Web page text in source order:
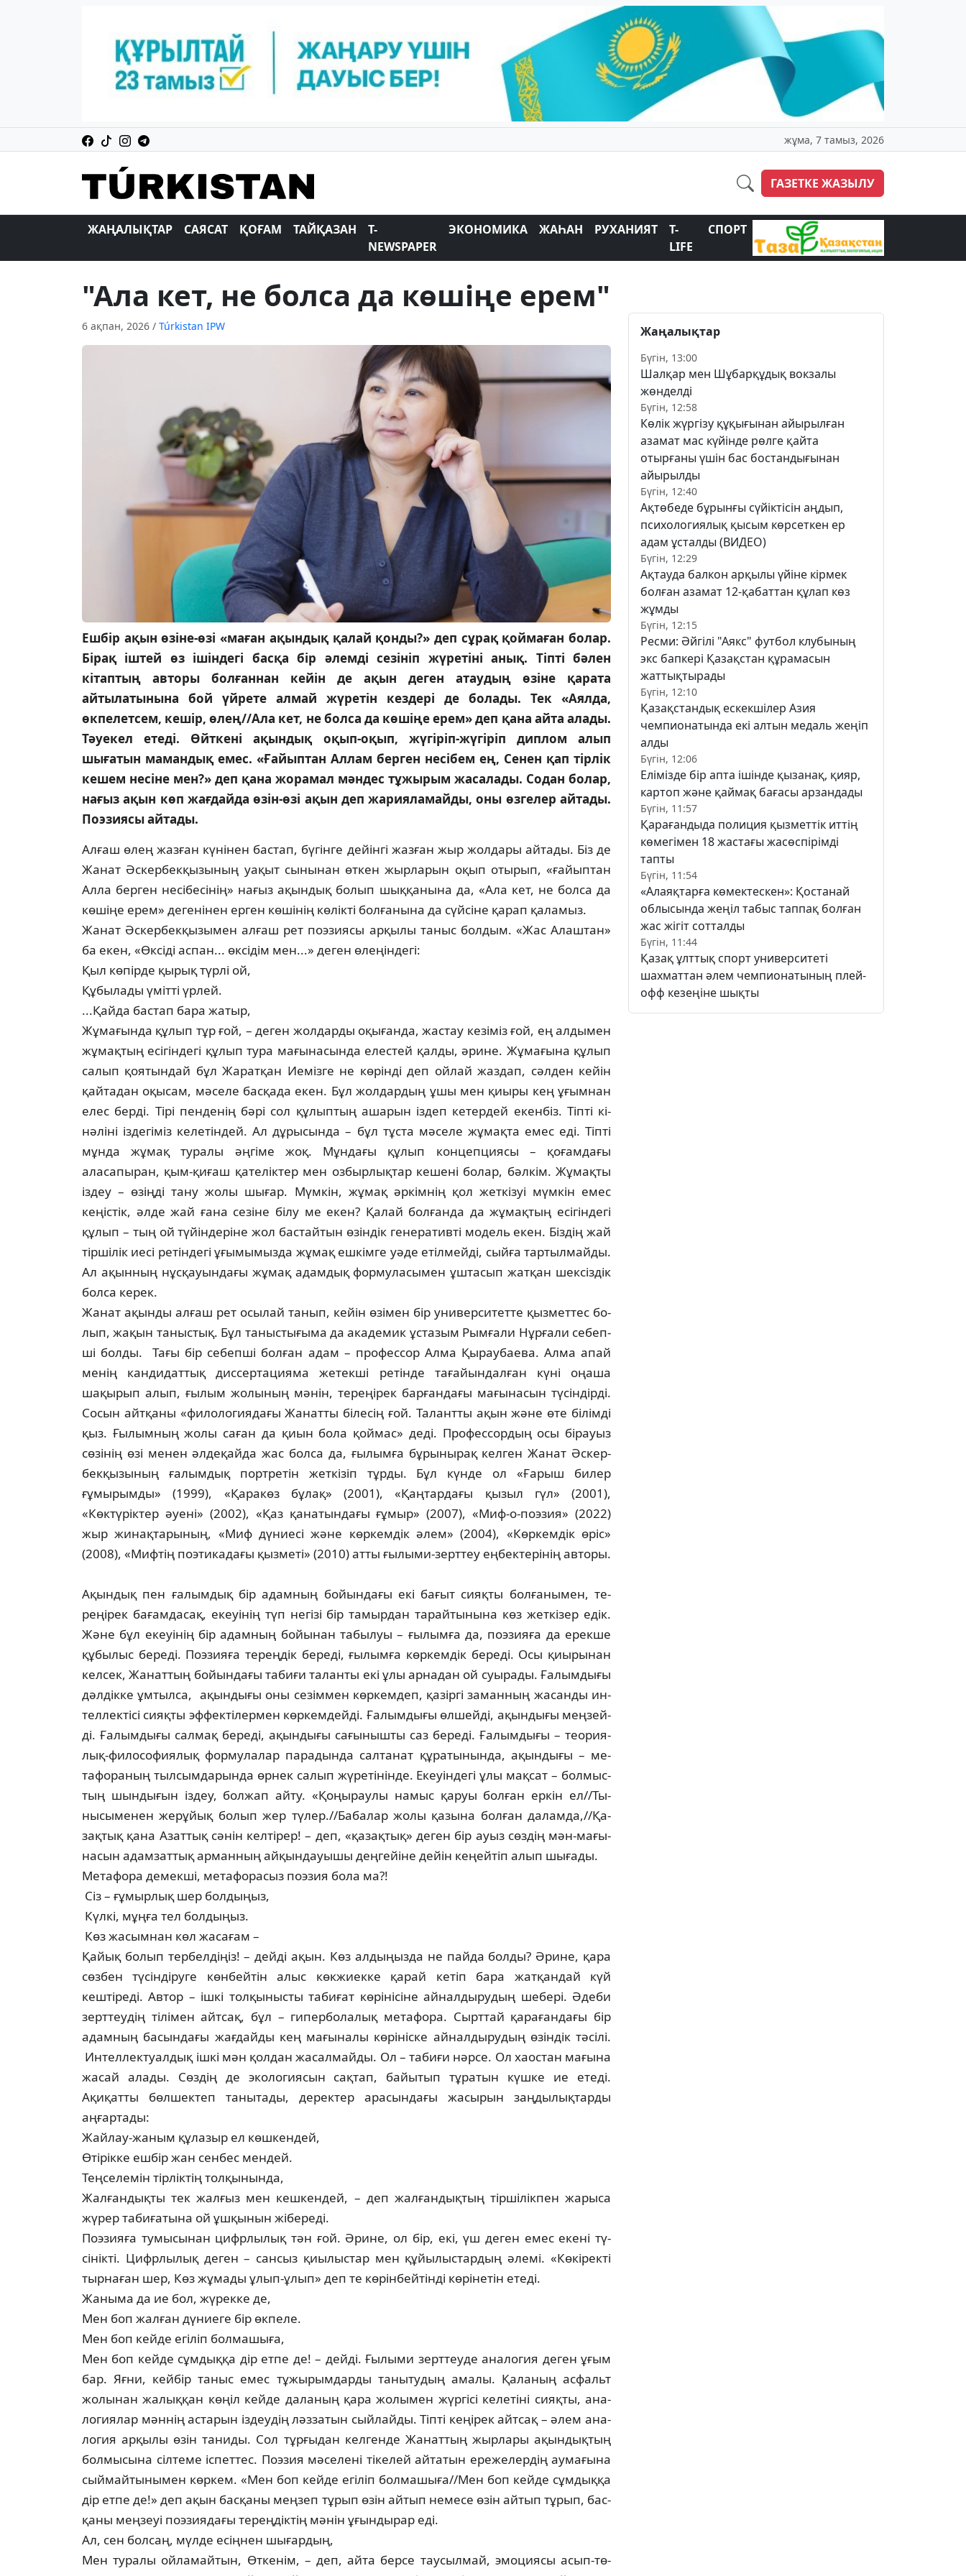
жұма, 7 тамыз, 2026
ГАЗЕТКЕ ЖАЗЫЛУ
ЖАҢАЛЫҚТАР САЯСАТ ҚОҒАМ ТАЙҚАЗАН
T-
NEWSPAPER
ЭКОНОМИКА ЖАҺАН РУХАНИЯТ
T-
LIFE
СПОРТ
"Ала кет, не болса да көшіңе ерем"
6 ақпан, 2026 / Túrkіstan IPW
Ешбір ақын өзіне-өзі «маған ақындық қалай қонды?» деп сұрақ қоймаған болар.
Бірақ іштей өз ішіндегі басқа бір әлемді сезініп жүретіні анық. Тіпті бәлен
кітаптың авторы болғаннан кейін де ақын деген атаудың өзіне қарата
айтылатынына бой үйрете алмай жүретін кездері де болады. Тек «Аялда,
өкпелетсем, кешір, өлең//Ала кет, не болса да көшіңе ерем» деп қана айта алады.
Тәуекел етеді. Өйткені ақындық оқып-оқып, жүгіріп-жүгіріп диплом алып
шығатын мамандық емес. «Ғайыптан Аллам берген несібем ең, Сенен қап тірлік
кешем несіне мен?» деп қана жорамал мәндес тұжырым жасалады. Содан болар,
нағыз ақын көп жағдайда өзін-өзі ақын деп жарияламайды, оны өзгелер айтады.
Поэзиясы айтады.
Алғаш өлең жазған күнінен бастап, бүгінге дейінгі жазған жыр жолдары айтады. Біз де
Жанат Әскербекқызының уақыт сы­ны­нан өткен жырларын оқып отырып, «ғайып­тан
Алла берген несібесінің» нағыз ақын­дық болып шыққанына да, «Ала кет, не бол­са да
көшіңе ерем» дегенінен ерген көші­нің көлікті болғанына да сүйсіне қарап қа­ла­­мыз.
Жанат Әскербекқызымен алғаш рет поэ­зиясы арқылы таныс болдым. «Жас Алаштан»
ба екен, «Өксіді аспан... өксідім мен...» деген өлеңіндегі:
Қыл көпірде қырық түрлі ой,
Құбылады үмітті үрлей.
...Қайда бастап бара жатыр,
Жұмағында құлып тұр ғой, – деген жол­дар­ды оқығанда, жастау кезіміз ғой, ең алды­мен
жұмақтың есігіндегі құлып тура ма­ғы­на­сында елестей қалды, әрине. Жұмағына құ­лып
салып қоятындай бұл Жаратқан Ие­міз­ге не көрінді деп ойлай жаздап, сәлден кейін
қайтадан оқысам, мәселе басқада екен. Бұл жолдардың ұшы мен қиыры кең ұғым­нан
елес берді. Тірі пенденің бәрі сол құлып­тың ашарын іздеп кетердей екенбіз. Тіпті кі­
нәліні іздегіміз келетіндей. Ал дұрысында – бұл тұста мәселе жұмақта емес еді. Тіпті
мұнда жұмақ туралы әңгіме жоқ. Мұндағы құлып концепциясы – қоғамдағы
аласапыран, қым-қиғаш қателіктер мен озбырлықтар кешені болар, бәлкім. Жұмақты
іздеу – өзіңді тану жолы шығар. Мүмкін, жұмақ әркімнің қол жеткізуі мүмкін емес
кеңістік, әлде жай ғана сезіне білу ме екен? Қалай болғанда да жұ­мақтың есігіндегі
құлып – тың ой түйін­деріне жол бастайтын өзіндік генеративті мо­дель екен. Біздің жай
тіршілік иесі ретін­де­гі ұғымымызда жұмақ ешкімге уәде етіл­мей­ді, сыйға тартылмайды.
Ал ақынның нұс­қауындағы жұмақ адамдық формула­сы­мен ұштасып жатқан шексіздік
болса керек.
Жанат ақынды алғаш рет осылай та­нып, кейін өзімен бір универси­тет­те қызметтес бо­
лып, жақын таныстық. Бұл таныстығыма да академик ұстазым Рым­ғали Нұрғали се­беп­
ші болды. Тағы бір се­бепші болған адам – профессор Алма Қы­раубаева. Алма апай
менің кандидаттық дис­сертацияма жетекші ретінде тағайын­дал­ған күні оңаша
шақырып алып, ғылым жо­лының мәнін, тереңірек барғандағы ма­ғы­насын түсіндірді.
Сосын айтқаны «фи­ло­ло­гия­дағы Жанатты білесің ғой. Талантты ақын және өте білімді
қыз. Ғы­лымның жолы саған да қиын бола қой­мас» деді. Про­фес­сор­дың осы бірауыз
сөзінің өзі менен әл­деқайда жас болса да, ғы­лымға бұрынырақ келген Жанат Әскер­
бекқызының ғалымдық портретін жеткізіп тұрды. Бұл күнде ол «Ға­рыш билер
ғұмырымды» (1999), «Қаракөз бұ­лақ» (2001), «Қаңтардағы қызыл гүл» (2001),
«Көктүріктер әуені» (2002), «Қаз қа­натындағы ғұмыр» (2007), «Миф-о-поэ­зия» (2022)
жыр жинақ­тарының, «Миф дү­ниесі жә­не көркемдік әлем» (2004), «Көр­кемдік өріс»
(2008), «Мифтің поэтикадағы қызметі» (2010) атты ғылыми-зерттеу ең­бектерінің авторы.
Ақындық пен ғалымдық бір адамның бойындағы екі бағыт сияқты болғанымен, те­
реңірек бағамдасақ, екеуінің түп негізі бір та­мырдан тарайтынына көз жеткізер едік.
Және бұл екеуінің бір адамның бойынан табылуы – ғылымға да, поэзияға да ерекше
құбылыс береді. Поэзияға тереңдік береді, ғы­лымға көркемдік береді. Осы қиырынан
кел­сек, Жанаттың бойындағы табиғи талан­ты екі ұлы арнадан ой суырады. Ғалымдығы
дәлдікке ұмтылса, ақындығы оны сезіммен көркемдеп, қазіргі заманның жасанды ин­
тел­лектісі сияқты эффектілермен көркем­дей­ді. Ғалымдығы өлшейді, ақындығы мең­зей­
ді. Ғалымдығы салмақ береді, ақындығы са­ғынышты саз береді. Ғалымдығы – тео­рия­
лық-философиялық формулалар парадында сал­танат құратынында, ақындығы – ме­
тафораның тылсымдарында өрнек салып жү­­­ретінінде. Екеуіндегі ұлы мақсат – бол­мыс­
тың шындығын іздеу, болжап айту. «Қоңыраулы намыс қаруы болған еркін ел//Ты­
нысыменен жерұйық болып жер түлер.//Ба­балар жолы қазына болған даламда,//Қа­
зақтық қана Азаттық сәнін келтірер! – деп, «қа­зақтық» деген бір ауыз сөздің мән-ма­ғы­
насын адамзаттық арманның айқындауышы деңгейіне дейін кеңейтіп алып шығады.
Метафора демекші, метафорасыз поэзия бола ма?!
Сіз – ғұмырлық шер болдыңыз,
Күлкі, мұңға тел болдыңыз.
Көз жасымнан көл жасағам –
Қайық болып тербелдіңіз! – дейді ақын. Көз алдыңызда не пайда болды? Әрине, қара
сөз­бен түсіндіруге көнбейтін алыс көк­жиек­ке қарай кетіп бара жатқандай күй
кештіреді. Автор – ішкі толқынысты табиғат көрінісіне айналдырудың шебері. Әдеби
зерттеудің тілі­мен айтсақ, бұл – гиперболалық мета­фора. Сырттай қарағандағы бір
адамның ба­сындағы жағдайды кең мағыналы кө­рі­ніске айналдырудың өзіндік тәсілі.
Ин­тел­лек­туалдық ішкі мән қолдан жасалмайды. Ол – табиғи нәрсе. Ол хаостан мағына
жасай алады. Сөздің де экологиясын сақтап, байы­тып тұратын күшке ие етеді.
Ақиқатты бөл­шектеп танытады, деректер арасындағы жа­сырын заңдылықтарды
аңғартады:
Жайлау-жаным құлазыр ел көшкендей,
Өтірікке ешбір жан сенбес мендей.
Теңселемін тірліктің толқынында,
Жалғандықты тек жалғыз мен кешкен­дей, – деп жалғандықтың тіршілікпен жарыса
жүрер табиғатына ой ұшқынын жібереді.
Поэзияға тумысынан цифрлылық тән ғой. Әрине, ол бір, екі, үш деген емес екені тү­
сінікті. Цифрлылық деген – сансыз қиы­лыс­тар мен құйылыстардың әлемі. «Көкірек­ті
тырнаған шер, Көз жұмады ұлып-ұлып» деп те көрінбейтінді көрінетін етеді.
Жаныма да ие бол, жүрекке де,
Мен боп жалған дүниеге бір өкпеле.
Мен боп кейде егіліп болмашыға,
Мен боп кейде сұмдыққа дір етпе де! – дейді. Ғылыми зерттеуде аналогия деген ұғым
бар. Яғни, кейбір таныс емес тұжырым­дард­ы танытудың амалы. Қаланың асфальт
жолынан жалыққан көңіл кейде даланың қара жолымен жүргісі келетіні сияқты, ана­
логиялар мәннің астарын іздеудің ләззатын сый­лайды. Тіпті кеңірек айтсақ – әлем ана­
логия арқылы өзін таниды. Сол тұрғыдан кел­генде Жанаттың жырлары ақындықтың
бол­мысына сілтеме іспеттес. Поэзия мәсе­ле­ні тікелей айтатын ережелердің аумағына
сыймайтынымен көркем. «Мен боп кейде егіліп болмашыға//Мен боп кейде сұмдыққа
дір етпе де!» деп ақын басқаны меңзеп тұрып өзін айтып немесе өзін айтып тұрып, бас­
қаны меңзеуі поэзиядағы тереңдіктің мәнін ұғындырар еді.
Ал, сен болсаң, мүлде есіңнен шығардың,
Мен туралы ойламайтын, Өткенім, – деп, айта берсе таусылмай, эмоциясы асып-тө­
Жаңалықтар
Бүгін, 13:00
Шалқар мен Шұбарқұдық вокзалы
жөнделді
Бүгін, 12:58
Көлік жүргізу құқығынан айырылған
азамат мас күйінде рөлге қайта
отырғаны үшін бас бостандығынан
айырылды
Бүгін, 12:40
Ақтөбеде бұрынғы сүйіктісін аңдып,
психологиялық қысым көрсеткен ер
адам ұсталды (ВИДЕО)
Бүгін, 12:29
Ақтауда балкон арқылы үйіне кірмек
болған азамат 12-қабаттан құлап көз
жұмды
Бүгін, 12:15
Ресми: Әйгілі "Аякс" футбол клубының
экс бапкері Қазақстан құрамасын
жаттықтырады
Бүгін, 12:10
Қазақстандық ескекшілер Азия
чемпионатында екі алтын медаль жеңіп
алды
Бүгін, 12:06
Елімізде бір апта ішінде қызанақ, қияр,
картоп және қаймақ бағасы арзандады
Бүгін, 11:57
Қарағандыда полиция қызметтік иттің
көмегімен 18 жастағы жасөспірімді
тапты
Бүгін, 11:54
«Алаяқтарға көмектескен»: Қостанай
облысында жеңіл табыс таппақ болған
жас жігіт сотталды
Бүгін, 11:44
Қазақ ұлттық спорт университеті
шахматтан әлем чемпионатының плей-
офф кезеңіне шықты